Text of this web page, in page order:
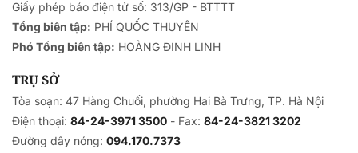
Giấy phép báo điện tử số: 313/GP - BTTTT
Tổng biên tập: PHÍ QUỐC THUYÊN
Phó Tổng biên tập: HOÀNG ĐINH LINH
TRỤ SỞ
Tòa soạn: 47 Hàng Chuối, phường Hai Bà Trưng, TP. Hà Nội
Điện thoại: 84-24-3971 3500 - Fax: 84-24-3821 3202
Đường dây nóng: 094.170.7373